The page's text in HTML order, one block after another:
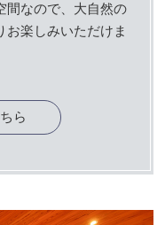
間なので、大自然の
お楽しみいただけま
ら